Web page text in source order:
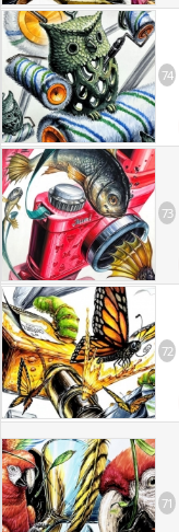
74
73
72
71